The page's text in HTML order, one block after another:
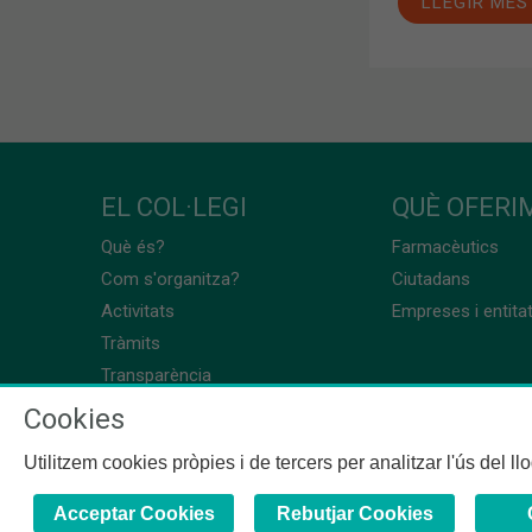
EL COL·LEGI
Què és?
Com s'organitza?
Activitats
Tràmits
Transparència
QUÈ
Farmacèutics
Ciutadans
Empreses i
Cookies
Utilitzem cookies pròpies i de tercers per analitzar l'ús del
Acceptar Cookies Rebutjar Cookies